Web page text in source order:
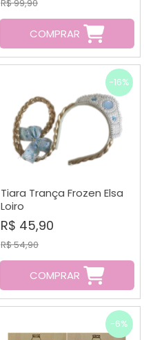
R$ 99,90
COMPRAR
-16%
Tiara Trança Frozen Elsa
Loiro
R$ 45,90
R$ 54,90
COMPRAR
-6%